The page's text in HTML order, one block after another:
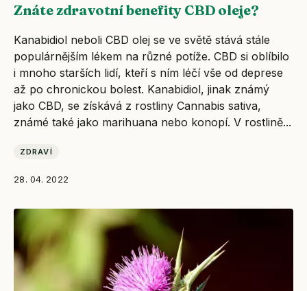
Znáte zdravotní benefity CBD oleje?
Kanabidiol neboli CBD olej se ve světě stává stále
populárnějším lékem na různé potíže. CBD si oblíbilo
i mnoho starších lidí, kteří s ním léčí vše od deprese
až po chronickou bolest. Kanabidiol, jinak známý
jako CBD, se získává z rostliny Cannabis sativa,
známé také jako marihuana nebo konopí. V rostlině...
ZDRAVÍ
28. 04. 2022